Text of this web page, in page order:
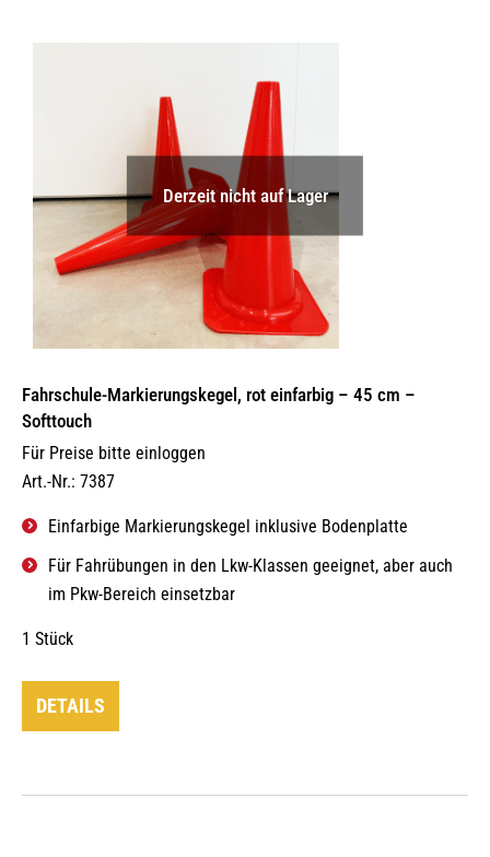
Derzeit nicht auf Lager
Fahrschule-Markierungskegel, rot einfarbig – 45 cm –
Softtouch
Für Preise bitte einloggen
Art.-Nr.: 7387
Einfarbige Markierungskegel inklusive Bodenplatte
Für Fahrübungen in den Lkw-Klassen geeignet, aber auch
im Pkw-Bereich einsetzbar
1 Stück
DETAILS